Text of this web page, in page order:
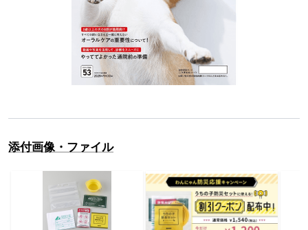
添付画像・ファイル